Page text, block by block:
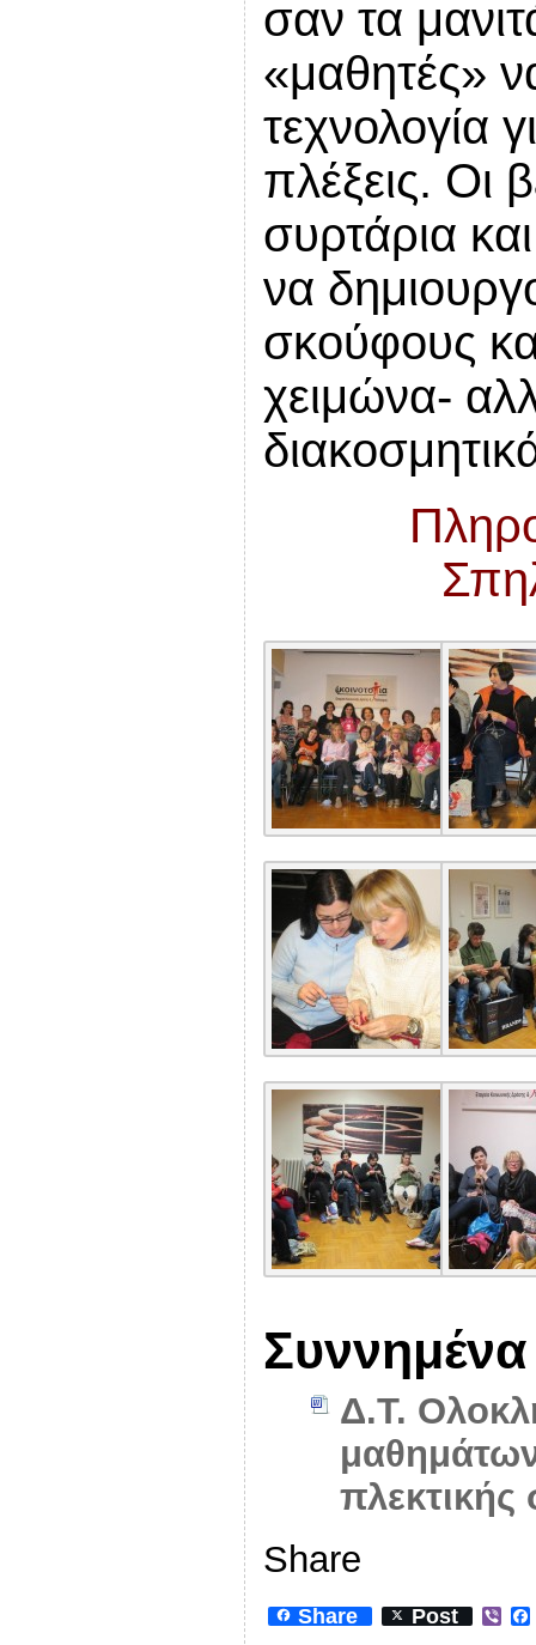
σαν τα
«μαθητές»
τεχνολογία
πλέξεις. Οι
συρτάρια
να
σκούφους
χειμώνα-
Συννημένα
Δ.Τ.
πλεκτικής
Share
Share Post
V